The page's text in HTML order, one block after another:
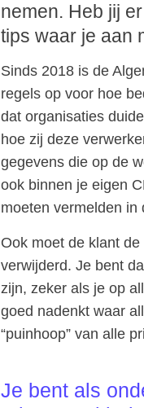
nemen. Heb jij
tips waar je aan
Sinds 2018 is de
regels op voor hoe
dat organisaties
hoe zij deze
gegevens die op de
ook binnen je eigen
moeten vermelden in
Ook moet de klant
verwijderd. Je bent
zijn, zeker als je op
goed nadenkt waar
“puinhoop” van alle
Je bent als